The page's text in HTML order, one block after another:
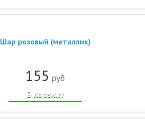
Шар розовый (металлик)
155 руб
В корзину